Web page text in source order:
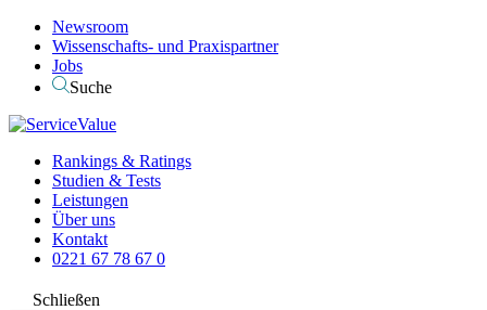
Newsroom
Wissenschafts- und Praxispartner
Jobs
Suche
Rankings & Ratings
Studien & Tests
Leistungen
Über uns
Kontakt
0221 67 78 67 0
Schließen